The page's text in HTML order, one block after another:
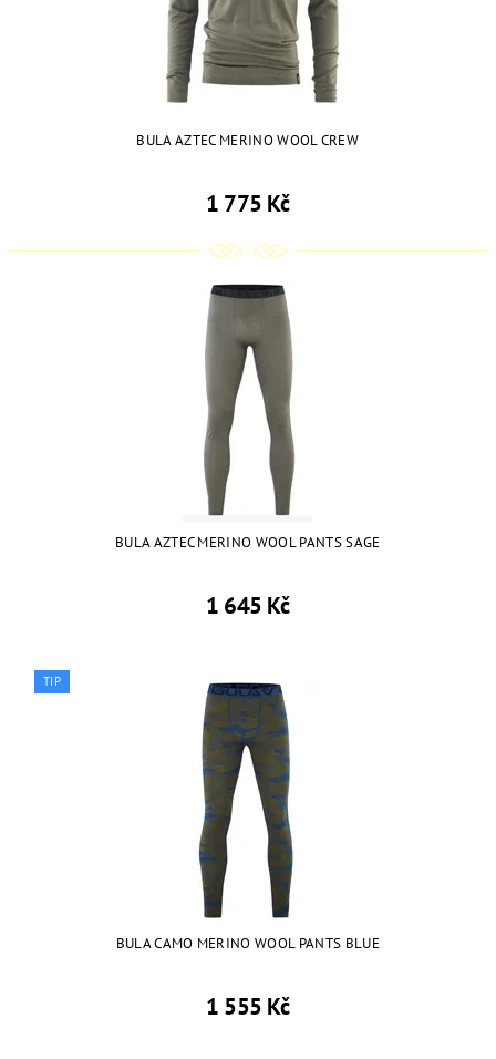
BULA AZTEC MERINO WOOL CREW
1 775 Kč
BULA AZTEC MERINO WOOL PANTS SAGE
1 645 Kč
TIP
BULA CAMO MERINO WOOL PANTS BLUE
1 555 Kč